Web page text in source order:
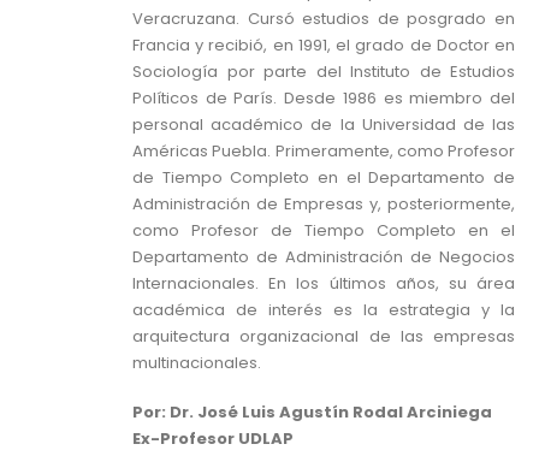
Veracruzana. Cursó estudios de posgrado en
Francia y recibió, en 1991, el grado de Doctor en
Sociología por parte del Instituto de Estudios
Políticos de París. Desde 1986 es miembro del
personal académico de la Universidad de las
Américas Puebla. Primeramente, como Profesor
de Tiempo Completo en el Departamento de
Administración de Empresas y, posteriormente,
como Profesor de Tiempo Completo en el
Departamento de Administración de Negocios
Internacionales. En los últimos años, su área
académica de interés es la estrategia y la
arquitectura organizacional de las empresas
multinacionales.
Por: Dr. José Luis Agustín Rodal Arciniega
Ex-Profesor UDLAP